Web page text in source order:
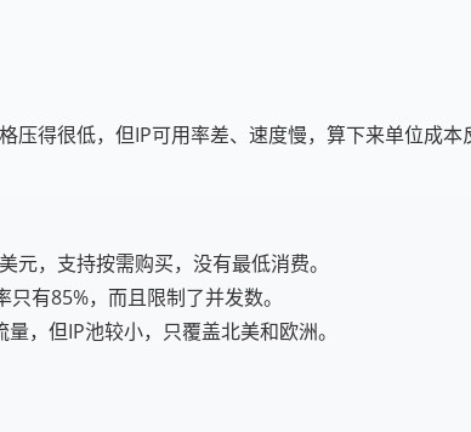
得很低，但IP可用率差、速度慢，算下来单位成本
，支持按需购买，没有最低消费。
有85%，而且限制了并发数。
，但IP池较小，只覆盖北美和欧洲。